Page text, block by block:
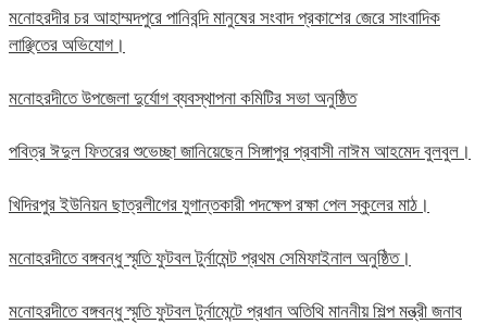
মনোহরদীর চর আহাম্মদপুরে পানিবন্দি মানুষের সংবাদ প্রকাশের জেরে সাংবাদিক
লাঞ্ছিতের অভিযোগ।
মনোহরদীতে উপজেলা দুর্যোগ ব্যবস্থাপনা কমিটির সভা অনুষ্ঠিত
পবিত্র ঈদুল ফিতরের শুভেচ্ছা জানিয়েছেন সিঙ্গাপুর প্রবাসী নাঈম আহমেদ বুলবুল।
খিদিরপুর ইউনিয়ন ছাত্রলীগের যুগান্তকারী পদক্ষেপ রক্ষা পেল স্কুলের মাঠ।
মনোহরদীতে বঙ্গবন্ধু স্মৃতি ফুটবল টুর্নামেন্ট প্রথম সেমিফাইনাল অনুষ্ঠিত।
মনোহরদীতে বঙ্গবন্ধু স্মৃতি ফুটবল টুর্নামেন্টে প্রধান অতিথি মাননীয় শিল্প মন্ত্রী জনাব